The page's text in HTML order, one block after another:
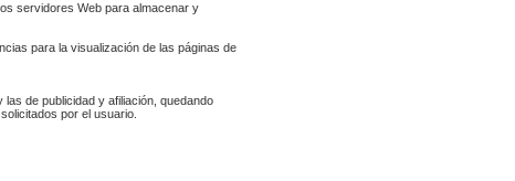
servidores Web para almacenar y
para la visualización de las páginas de
de publicidad y afiliación, quedando
por el usuario.